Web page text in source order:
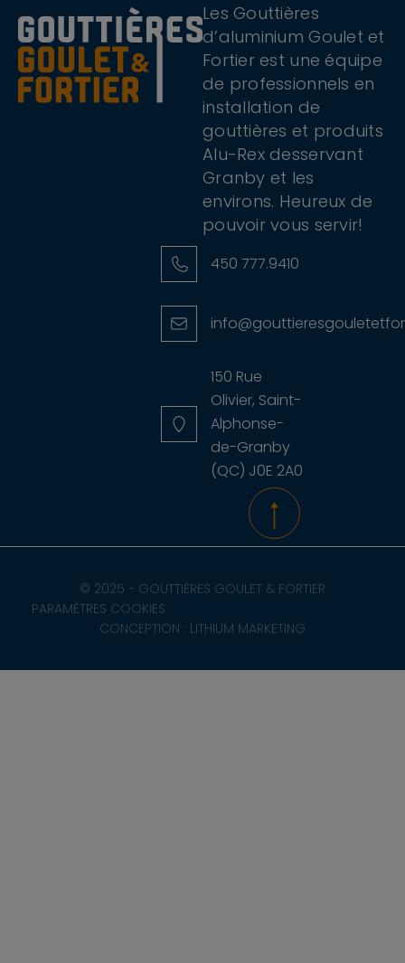
Les Gouttières
d’aluminium Goulet et
Fortier est une équipe
de professionnels en
installation de
gouttières et produits
Alu-Rex desservant
Granby et les
environs. Heureux de
pouvoir vous servir!
450 777.9410
150 Rue
Olivier, Saint-
Alphonse-
de-Granby
(QC) J0E 2A0
© 2025 - GOUTTIÈRES GOULET & FORTIER
PARAMÈTRES COOKIES
CONCEPTION : LITHIUM MARKETING